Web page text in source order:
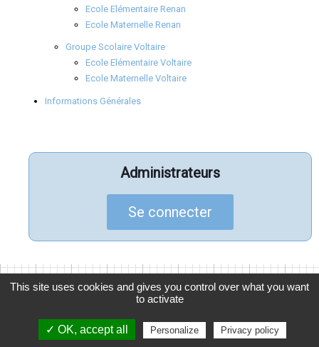
Ecole Elémentaire Renan
Ecole Maternelle Renan
Groupe Scolaire Voltaire
Ecole Elémentaire Voltaire
Ecole Maternelle Voltaire
Informations Générales
Administrateurs
Se connecter
Garenne Colombes
This site uses cookies and gives you control over what you want
to activate
✓ OK, accept all Personalize Privacy policy